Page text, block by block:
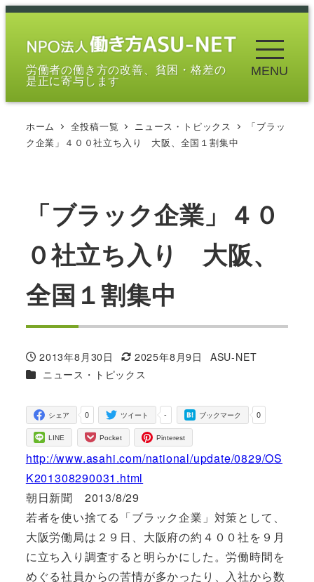
メ
労働者の働き方の改善、貧困・格差の
是正に寄与します
MENU
ホーム 全投稿一覧 ニュース・トピックス
「ブラッ
ク企業」４００社立ち入り 大阪、全国１割集中
「ブラック企業」４０
０社立ち入り 大阪、
全国１割集中
投稿日
2013年8月30日
更新日
2025年8月9日
著
ASU-NET
カテゴリー
ニュース・トピックス
0
シェア -
ツイート 0
ブックマーク
LINE Pocket Pinterest
http://www.asahi.com/national/update/0829/OS
K201308290031.html
朝日新聞 2013/8/29
若者を使い捨てる「ブラック企業」対策として、
大阪労働局は２９日、大阪府の約４００社を９月
に立ち入り調査すると明らかにした。労働時間を
めぐる社員からの苦情が多かったり、入社から数